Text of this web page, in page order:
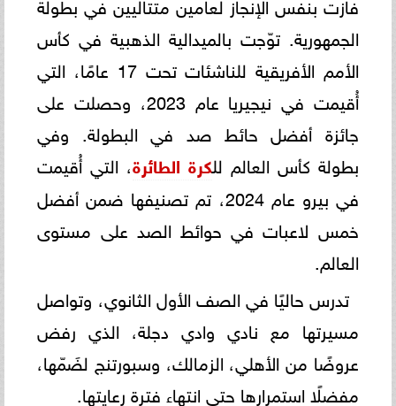
الجمهورية. توّجت بالميدالية الذهبية في كأس
الأمم الأفريقية للناشئات تحت 17 عامًا، التي
أُقيمت في نيجيريا عام 2023، وحصلت على
جائزة أفضل حائط صد في البطولة. وفي
بطولة كأس العالم للكرة الطائرة، التي أُقيمت
في بيرو عام 2024، تم تصنيفها ضمن أفضل
خمس لاعبات في حوائط الصد على مستوى
العالم.
تدرس حاليًا في الصف الأول الثانوي، وتواصل
مسيرتها مع نادي وادي دجلة، الذي رفض
عروضًا من الأهلي، الزمالك، وسبورتنج لضَمّها،
مفضلًا استمرارها حتى انتهاء فترة رعايتها.